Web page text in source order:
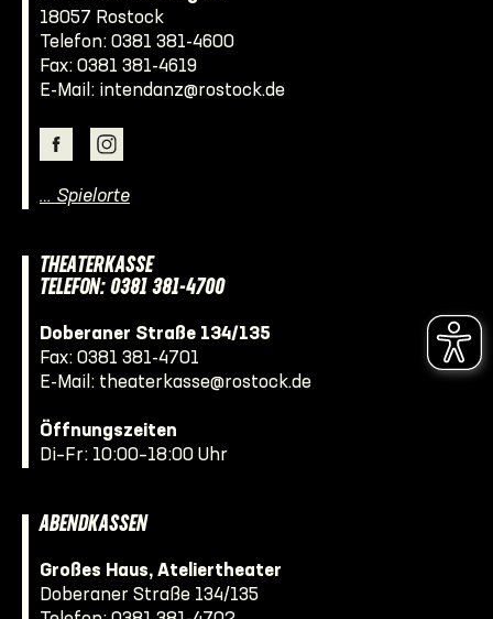
18057 Rostock
Telefon: 0381 381-4600
Fax: 0381 381-4619
E-Mail: intendanz@rostock.de
… Spielorte
THEATERKASSE
TELEFON: 0381 381-4700
Doberaner Straße 134/135
Fax: 0381 381-4701
E-Mail: theaterkasse@rostock.de
Öffnungszeiten
Di–Fr: 10:00–18:00 Uhr
ABENDKASSEN
Großes Haus, Ateliertheater
Doberaner Straße 134/135